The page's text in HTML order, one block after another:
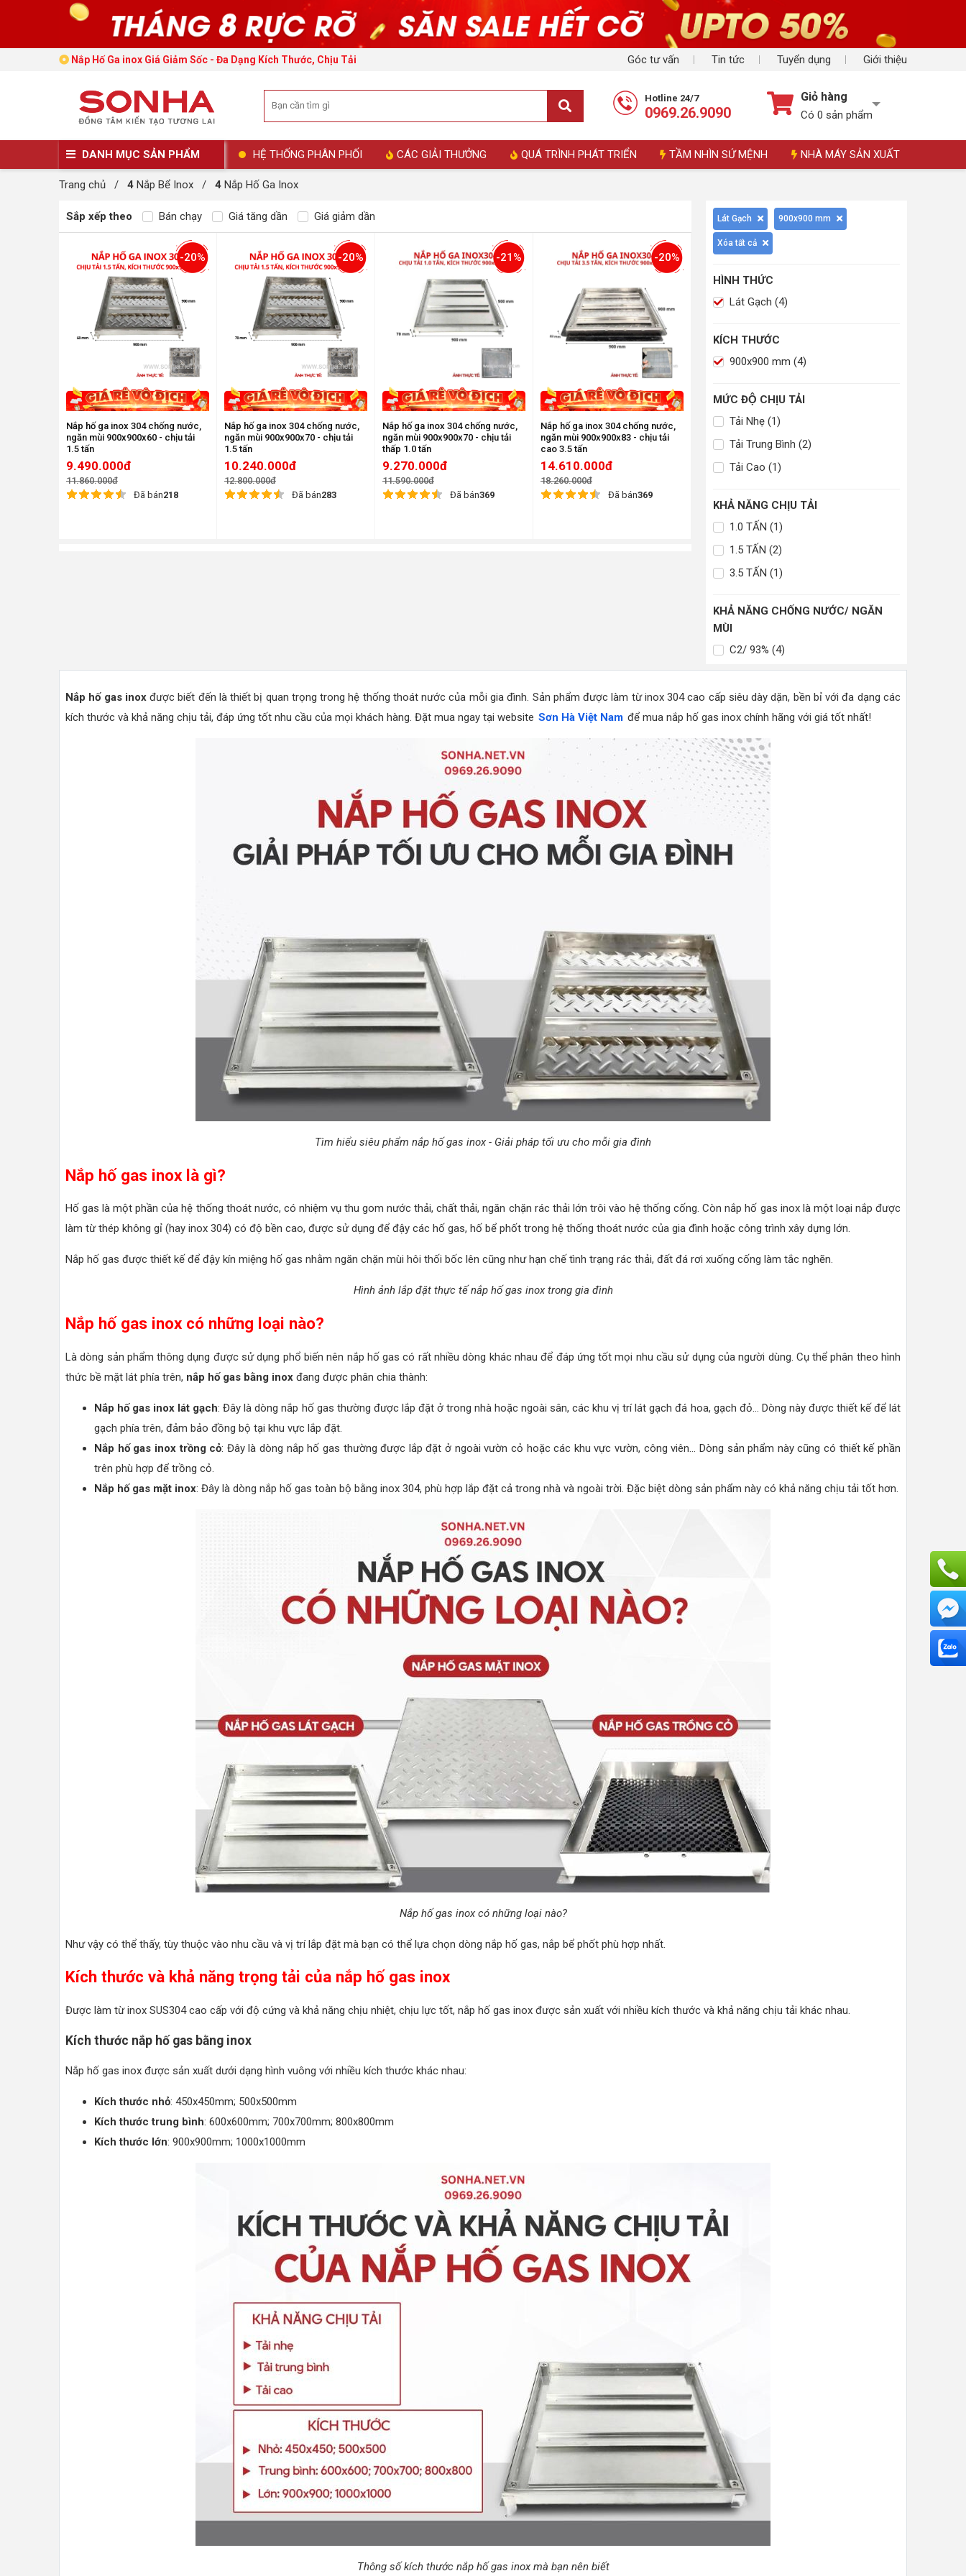
Góc tư vấn Tin tức Tuyển dụng Giới thiệu
Nắp Hố Ga inox Giá Giảm Sốc - Đa Dạng Kích Thước, Chịu Tải
Hotline 24/7
0969.26.9090
Giỏ hàng
Có 0 sản phẩm
DANH MỤC SẢN PHẨM HỆ THỐNG PHÂN PHỐI CÁC GIẢI THƯỞNG QUÁ TRÌNH PHÁT TRIỂN TẦM NHÌN SỨ MỆNH NHÀ MÁY SẢN XUẤT
Trang chủ / 4 Nắp Bể Inox / 4 Nắp Hố Ga Inox
Sắp xếp theo Bán chạy Giá tăng dần Giá giảm dần
-20%
Nắp hố ga inox 304 chống nước,
ngăn mùi 900x900x60 - chịu tải
1.5 tấn
9.490.000đ
11.860.000đ
Đã bán218
-20%
Nắp hố ga inox 304 chống nước,
ngăn mùi 900x900x70 - chịu tải
1.5 tấn
10.240.000đ
12.800.000đ
Đã bán283
-21%
Nắp hố ga inox 304 chống nước,
ngăn mùi 900x900x70 - chịu tải
thấp 1.0 tấn
9.270.000đ
11.590.000đ
Đã bán369
-20%
Nắp hố ga inox 304 chống nước,
ngăn mùi 900x900x83 - chịu tải
cao 3.5 tấn
14.610.000đ
18.260.000đ
Đã bán369
Lát Gạch 900x900 mm
Xóa tất cả
HÌNH THỨC
Lát Gạch (4)
KÍCH THƯỚC
900x900 mm (4)
MỨC ĐỘ CHỊU TẢI
Tải Nhẹ (1)
Tải Trung Bình (2)
Tải Cao (1)
KHẢ NĂNG CHỊU TẢI
1.0 TẤN (1)
1.5 TẤN (2)
3.5 TẤN (1)
KHẢ NĂNG CHỐNG NƯỚC/ NGĂN
MÙI
C2/ 93% (4)
Nắp hố gas inoxđược biết đến là thiết bị quan trọng trong hệ thống thoát nước của mỗi gia đình. Sản phẩm được làm từ inox 304 cao cấp siêu dày dặn, bền bỉ với đa dạng các
kích thước và khả năng chịu tải, đáp ứng tốt nhu cầu của mọi khách hàng. Đặt mua ngay tại website Sơn Hà Việt Nam để mua nắp hố gas inox chính hãng với giá tốt nhất!
Tìm hiểu siêu phẩm nắp hố gas inox - Giải pháp tối ưu cho mỗi gia đình
Nắp hố gas inox là gì?
Hố gas là một phần của hệ thống thoát nước, có nhiệm vụ thu gom nước thải, chất thải, ngăn chặn rác thải lớn trôi vào hệ thống cống. Còn nắp hố gas inox là một loại nắp được
làm từ thép không gỉ (hay inox 304) có độ bền cao, được sử dụng để đậy các hố gas, hố bể phốt trong hệ thống thoát nước của gia đình hoặc công trình xây dựng lớn.
Nắp hố gas được thiết kế để đậy kín miệng hố gas nhằm ngăn chặn mùi hôi thối bốc lên cũng như hạn chế tình trạng rác thải, đất đá rơi xuống cống làm tắc nghẽn.
Hình ảnh lắp đặt thực tế nắp hố gas inox trong gia đình
Nắp hố gas inox có những loại nào?
Là dòng sản phẩm thông dụng được sử dụng phổ biến nên nắp hố gas có rất nhiều dòng khác nhau để đáp ứng tốt mọi nhu cầu sử dụng của người dùng. Cụ thể phân theo hình
thức bề mặt lát phía trên, nắp hố gas bằng inox đang được phân chia thành:
Nắp hố gas inox lát gạch: Đây là dòng nắp hố gas thường được lắp đặt ở trong nhà hoặc ngoài sân, các khu vị trí lát gạch đá hoa, gạch đỏ… Dòng này được thiết kế để lát
gạch phía trên, đảm bảo đồng bộ tại khu vực lắp đặt.
Nắp hố gas inox trồng cỏ: Đây là dòng nắp hố gas thường được lắp đặt ở ngoài vườn cỏ hoặc các khu vực vườn, công viên… Dòng sản phẩm này cũng có thiết kế phần
trên phù hợp để trồng cỏ.
Nắp hố gas mặt inox: Đây là dòng nắp hố gas toàn bộ bằng inox 304, phù hợp lắp đặt cả trong nhà và ngoài trời. Đặc biệt dòng sản phẩm này có khả năng chịu tải tốt hơn.
Nắp hố gas inox có những loại nào?
Như vậy có thể thấy, tùy thuộc vào nhu cầu và vị trí lắp đặt mà bạn có thể lựa chọn dòng nắp hố gas, nắp bể phốt phù hợp nhất.
Kích thước và khả năng trọng tải của nắp hố gas inox
Được làm từ inox SUS304 cao cấp với độ cứng và khả năng chịu nhiệt, chịu lực tốt, nắp hố gas inox được sản xuất với nhiều kích thước và khả năng chịu tải khác nhau.
Kích thước nắp hố gas bằng inox
Nắp hố gas inox được sản xuất dưới dạng hình vuông với nhiều kích thước khác nhau:
Kích thước nhỏ: 450x450mm; 500x500mm
Kích thước trung bình: 600x600mm; 700x700mm; 800x800mm
Kích thước lớn: 900x900mm; 1000x1000mm
Thông số kích thước nắp hố gas inox mà bạn nên biết